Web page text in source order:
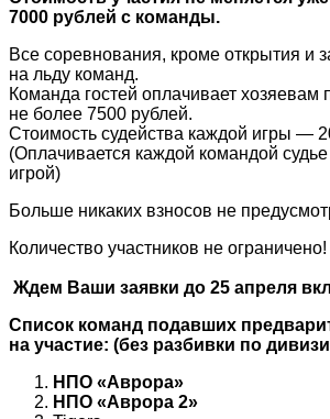
7000 рублей с команды.
Все соревнования, кроме открытия и
на льду команд.
Команда гостей оплачивает хозяевам
не более 7500 рублей.
Стоимость судейства каждой игры —
(Оплачивается каждой командой
игрой)
Больше никаких взносов не
Количество участников не ограничено!
Ждем Ваши заявки до 25 апреля
Список команд подавших
на участие: (без разбивки по
НПО «Аврора»
НПО «Аврора 2»